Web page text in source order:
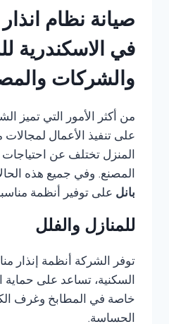
في الاسكندرية
والشركات
من أكثر الأمور التي تميز
على تنفيذ الأعمال لمجالات
المنزل تختلف عن احتياجات
المصنع. وفي جميع هذه
بانل على توفير أنظمة
للمنازل والفلل
توفر الشركة أنظمة إنذار
السكنية، تساعد على حماية
خاصة في المطابخ وغرف
الحساسة.